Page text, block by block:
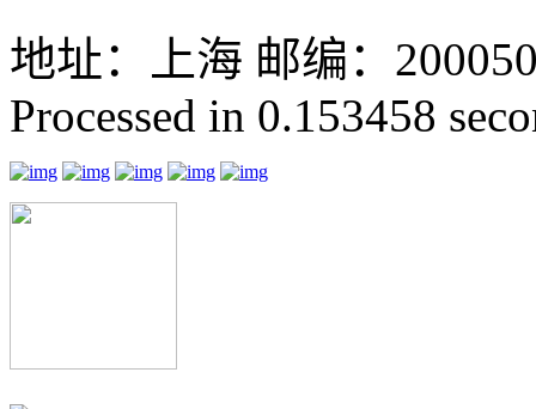
地址：上海 邮编：
Processed in 0.153458